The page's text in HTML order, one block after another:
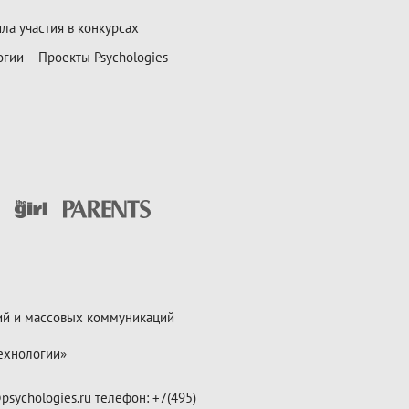
участия в конкурсах
Проекты Psychologies
и массовых коммуникаций
телефон: +7(495)